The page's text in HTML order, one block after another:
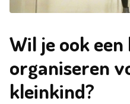
Wil je ook
organiseren
kleinkind?